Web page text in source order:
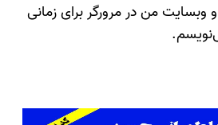
وبسایت من در مرورگر برای زمانی